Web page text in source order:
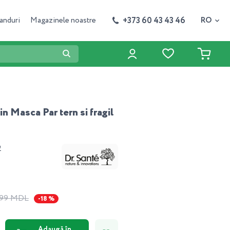
Magazinele noastre +373 60 43 43 46 RO
Masca Par tern si fragil
MDL -18 %